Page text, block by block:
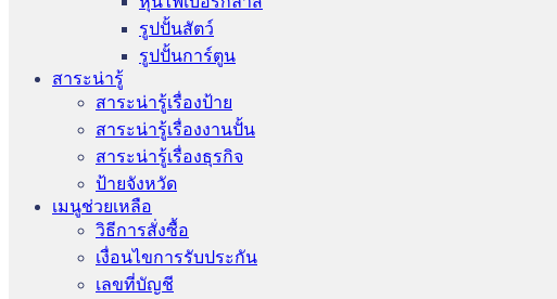
รูปปั้นสัตว์
รูปปั้นการ์ตูน
สาระน่ารู้
สาระน่ารู้เรื่องป้าย
สาระน่ารู้เรื่องงานปั้น
สาระน่ารู้เรื่องธุรกิจ
ป้ายจังหวัด
เมนูช่วยเหลือ
วิธีการสั่งซื้อ
เงื่อนไขการรับประกัน
เลขที่บัญชี